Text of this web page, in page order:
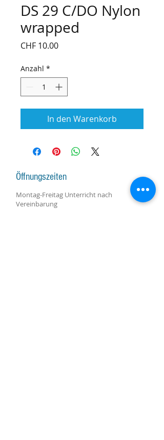
DS 29 C/DO Nylon
wrapped
CHF 10.00Preis
Anzahl *
In den Warenkorb
Öffnungszeiten
Montag-Freitag Unterricht nach
Vereinbarung